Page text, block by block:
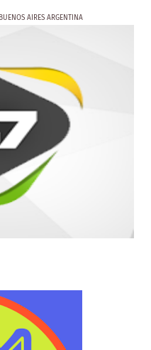
AIRES ARGENTINA